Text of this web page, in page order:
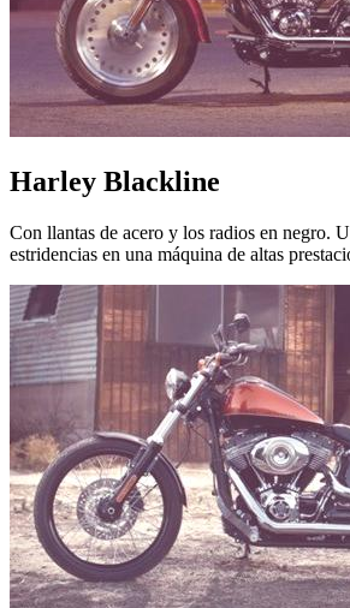
Harley Blackline
Con llantas de acero y los radios en negro.
estridencias en una máquina de altas